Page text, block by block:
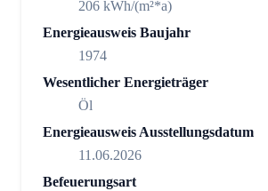
206 kWh/(m²*a)
Energieausweis Baujahr
1974
Wesentlicher Energieträger
Öl
Energieausweis Ausstellungsdatum
11.06.2026
Befeuerungsart